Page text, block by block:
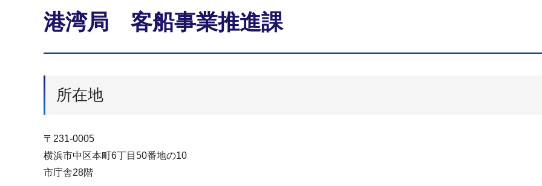
港湾局 客船事業推進課
所在地
〒231-0005
横浜市中区本町6丁目50番地の10
市庁舎28階